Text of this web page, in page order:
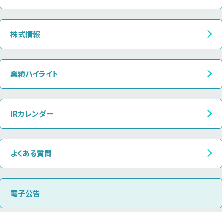
株式情報
業績ハイライト
IRカレンダー
よくある質問
電子公告